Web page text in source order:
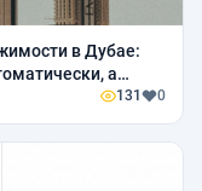
в Дубае:
а
131 0